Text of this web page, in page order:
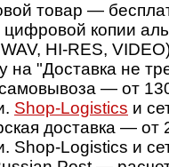
товар —
цифровой копии
HI-RES,
на "Доставка не
— от
Shop-Logistics и
доставка — от
Shop-Logistics и